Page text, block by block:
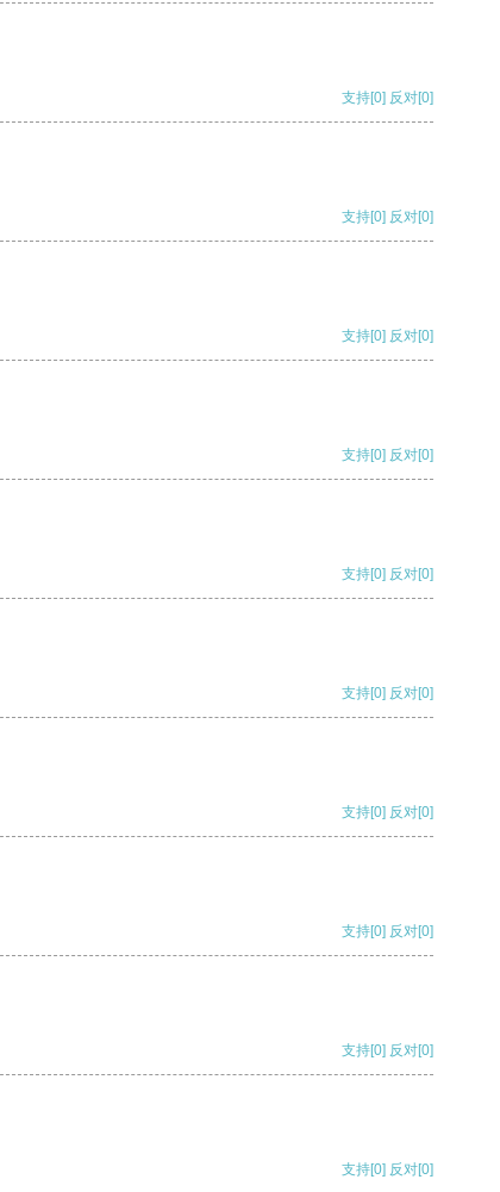
支持[0] 反对[0]
支持[0] 反对[0]
支持[0] 反对[0]
支持[0] 反对[0]
支持[0] 反对[0]
支持[0] 反对[0]
支持[0] 反对[0]
支持[0] 反对[0]
支持[0] 反对[0]
支持[0] 反对[0]